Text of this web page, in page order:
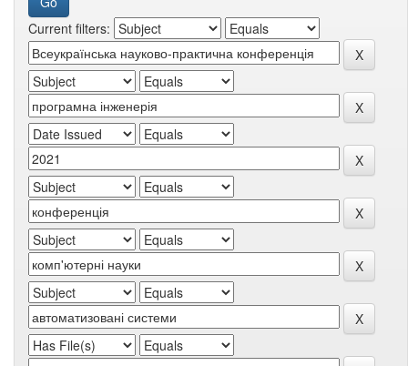
Current filters: